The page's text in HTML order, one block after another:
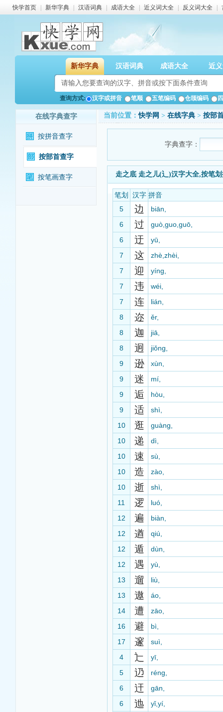
快学首页 新华字典 汉语词典 成语大全 近义词大全 反义词大全
新华字典 汉语词典 成语大全 近
查询方式: 汉字或拼音 笔顺 五笔编码 仓颉编码
在线字典查字
按拼音查字
按部首查字
按笔画查字
当前位置：快学网 > 在线字典 > 按部
字典查字：
走之底 走之儿(辶)汉字大全,按笔
笔划 汉字 拼音
5
边
biān,
6
过
guò,guo,guō,
6
迂
yū,
7
这
zhè,zhèi,
7
迎
yíng,
7
违
wéi,
7
连
lián,
8
迩
ěr,
8
迦
jiā,
8
迥
jiǒng,
9
逊
xùn,
9
迷
mí,
9
逅
hòu,
9
适
shì,
10
逛
guàng,
10
递
dì,
10
速
sù,
10
造
zào,
10
逝
shì,
11
逻
luó,
12
遍
biàn,
12
遒
qiú,
12
遁
dùn,
12
遇
yù,
13
遛
liù,
13
遨
áo,
14
遭
zāo,
16
避
bì,
17
邃
suì,
4
辷
yī,
5
辸
réng,
6
迀
gān,
6
迆
yǐ,yí,